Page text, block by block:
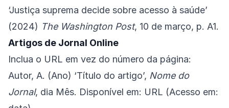
‘Justiça suprema decide sobre acesso à saúde’
(2024) The Washington Post, 10 de março, p. A1.
Artigos de Jornal Online
Inclua o URL em vez do número da página:
Autor, A. (Ano) ‘Título do artigo’, Nome do
Jornal, dia Mês. Disponível em: URL (Acesso em: